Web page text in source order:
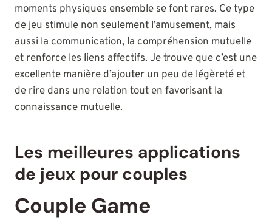
moments physiques ensemble se font rares. Ce type
de jeu stimule non seulement l’amusement, mais
aussi la communication, la compréhension mutuelle
et renforce les liens affectifs. Je trouve que c’est une
excellente manière d’ajouter un peu de légèreté et
de rire dans une relation tout en favorisant la
connaissance mutuelle.
Les meilleures applications
de jeux pour couples
Couple Game